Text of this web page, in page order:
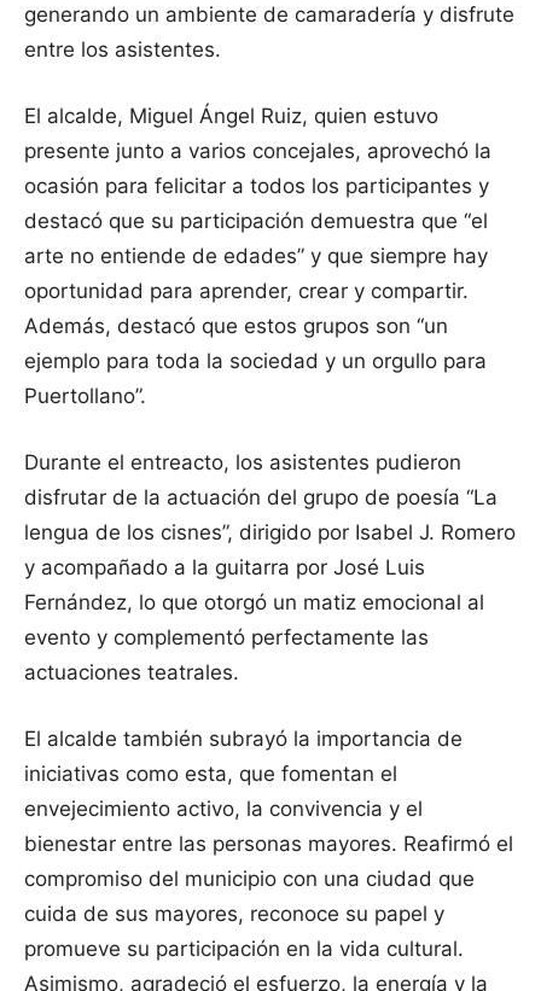
generando un ambiente de camaradería y disfrute
entre los asistentes.
El alcalde, Miguel Ángel Ruiz, quien estuvo
presente junto a varios concejales, aprovechó la
ocasión para felicitar a todos los participantes y
destacó que su participación demuestra que “el
arte no entiende de edades” y que siempre hay
oportunidad para aprender, crear y compartir.
Además, destacó que estos grupos son “un
ejemplo para toda la sociedad y un orgullo para
Puertollano”.
Durante el entreacto, los asistentes pudieron
disfrutar de la actuación del grupo de poesía “La
lengua de los cisnes”, dirigido por Isabel J. Romero
y acompañado a la guitarra por José Luis
Fernández, lo que otorgó un matiz emocional al
evento y complementó perfectamente las
actuaciones teatrales.
El alcalde también subrayó la importancia de
iniciativas como esta, que fomentan el
envejecimiento activo, la convivencia y el
bienestar entre las personas mayores. Reafirmó el
compromiso del municipio con una ciudad que
cuida de sus mayores, reconoce su papel y
promueve su participación en la vida cultural.
Asimismo, agradeció el esfuerzo, la energía y la